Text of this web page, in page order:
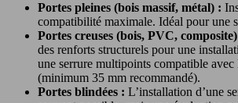
Portes pleines (bois massif, métal) :
compatibilité maximale. Idéal pour une
Portes creuses (bois, PVC,
des renforts structurels pour une
une serrure multipoints compatible avec
(minimum 35 mm recommandé).
Portes blindées : L’installation d’une